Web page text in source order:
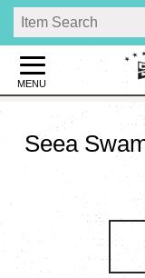
MENU
Seea